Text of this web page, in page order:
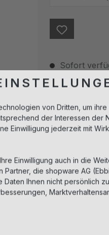
Sofort
Beschreibung
Der Abbau von
vermindert und
Haut intensiv mit
Hautbedürfnis:
von Dritten, um ihre
der Interessen der
Einwilligung jederzeit mit
Einwilligung auch in die
Partner, die shopware AG
Ihnen nicht persönlich